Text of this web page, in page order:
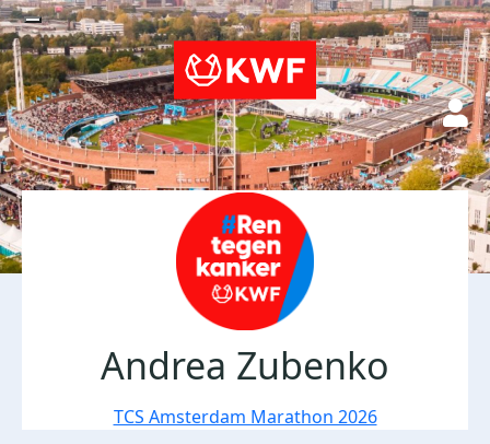
Andrea Zubenko
TCS Amsterdam Marathon 2026